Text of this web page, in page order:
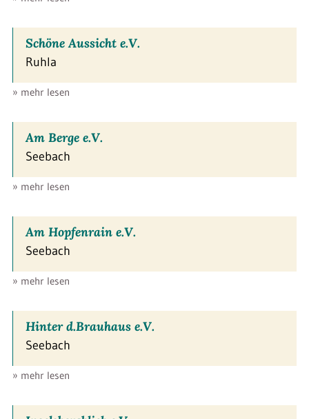
Schöne Aussicht e.V.
Ruhla
» mehr lesen
Am Berge e.V.
Seebach
» mehr lesen
Am Hopfenrain e.V.
Seebach
» mehr lesen
Hinter d.Brauhaus e.V.
Seebach
» mehr lesen